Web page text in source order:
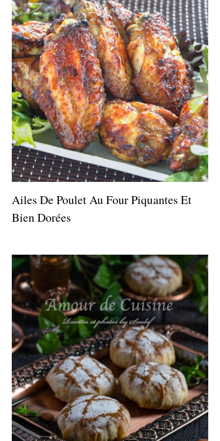
Ailes De Poulet Au Four Piquantes Et
Bien Dorées